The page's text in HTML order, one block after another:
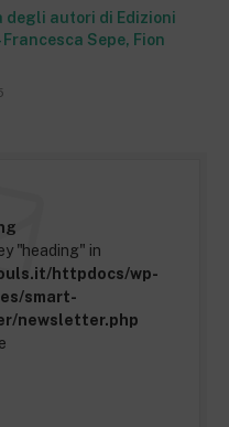
degli autori di Edizioni
Sepe, Fion
"heading" in
httpdocs/wp-
smart-
newsletter.php